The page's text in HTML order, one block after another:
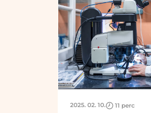
2025. 02. 10. 11 perc